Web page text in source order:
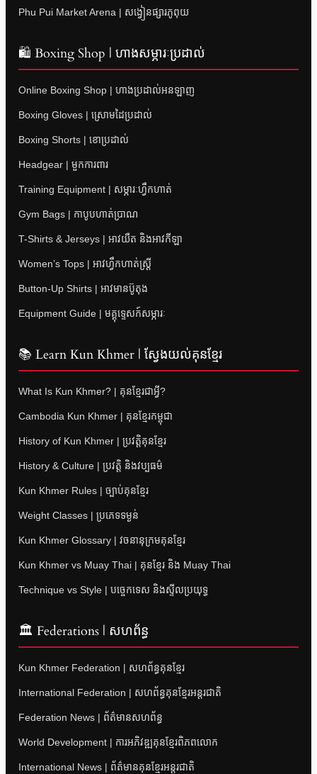
Phu Pui Market Arena | សង្វៀនផ្សារភូពុយ
🛍 Boxing Shop | ហាងសម្ភារៈប្រដាល់
Online Boxing Shop | ហាងប្រដាល់អនឡាញ
Boxing Gloves | ស្រោមដៃប្រដាល់
Boxing Shorts | ខោប្រដាល់
Headgear | មួកការពារ
Training Equipment | សម្ភារៈហ្វឹកហាត់
Gym Bags | កាបូបហាត់ប្រាណ
T-Shirts & Jerseys | អាវយឺត និងអាវកីឡា
Women’s Tops | អាវហ្វឹកហាត់ស្ត្រី
Button-Up Shirts | អាវមានប៊ូតុង
Equipment Guide | មគ្គុទ្ទេសក៍សម្ភារៈ
📚 Learn Kun Khmer | ស្វែងយល់គុនខ្មែរ
What Is Kun Khmer? | គុនខ្មែរជាអ្វី?
Cambodia Kun Khmer | គុនខ្មែរកម្ពុជា
History of Kun Khmer | ប្រវត្តិគុនខ្មែរ
History & Culture | ប្រវត្តិ និងវប្បធម៌
Kun Khmer Rules | ច្បាប់គុនខ្មែរ
Weight Classes | ប្រភេទទម្ងន់
Kun Khmer Glossary | វចនានុក្រមគុនខ្មែរ
Kun Khmer vs Muay Thai | គុនខ្មែរ និង Muay Thai
Technique vs Style | បច្ចេកទេស និងស្ទីលប្រយុទ្ធ
🏛 Federations | សហព័ន្ធ
Kun Khmer Federation | សហព័ន្ធគុនខ្មែរ
International Federation | សហព័ន្ធគុនខ្មែរអន្តរជាតិ
Federation News | ព័ត៌មានសហព័ន្ធ
World Development | ការអភិវឌ្ឍគុនខ្មែរពិភពលោក
International News | ព័ត៌មានគុនខ្មែរអន្តរជាតិ